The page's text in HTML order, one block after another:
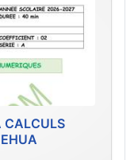
CALCULS